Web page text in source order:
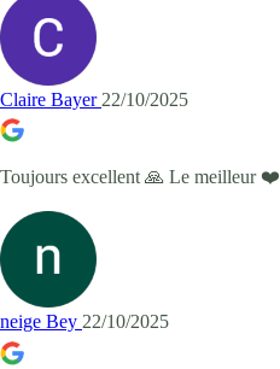
Claire Bayer 22/10/2025
Toujours excellent 🙏 Le meilleur ❤️
neige Bey 22/10/2025